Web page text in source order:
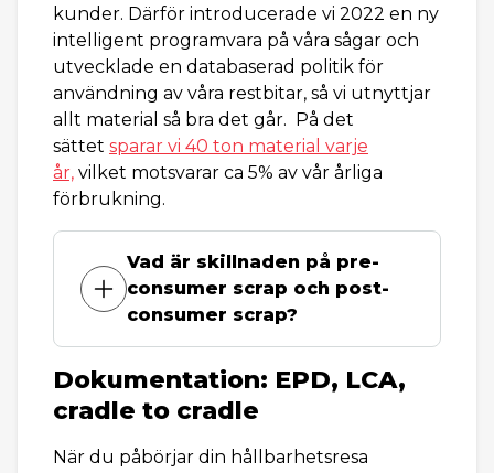
kunder. Därför introducerade vi 2022 en ny
intelligent programvara på våra sågar och
utvecklade en databaserad politik för
användning av våra restbitar, så vi utnyttjar
allt material så bra det går. På det
sättet sparar vi 40 ton material varje
år, vilket motsvarar ca 5% av vår årliga
förbrukning.
Vad är skillnaden på pre-
consumer scrap och post-
consumer scrap?
Dokumentation: EPD, LCA,
cradle to cradle
När du påbörjar din hållbarhetsresa